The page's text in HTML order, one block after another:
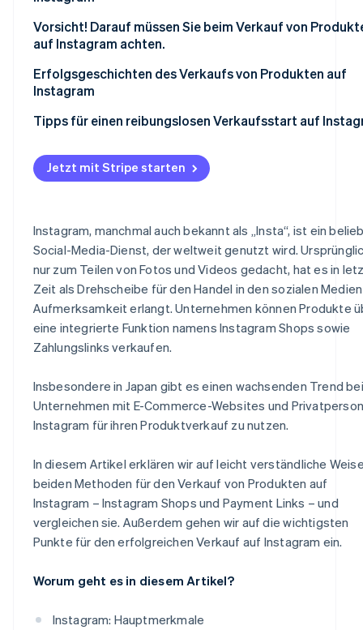
Es ist nicht leicht anpassbar
Attraktive Produktfotos posten
Produkt-Tags und Links erstellen, die leicht verständlich
sind
Hashtags und Beschreibungen verwenden, um die
erleichtern
Vorsicht! Darauf müssen Sie beim Verkauf von
auf Instagram achten.
Einhaltung der Konditionen und Richtlinien von
und Meta
Auf japanische Gesetze und Vorschriften achten
reagieren
Erfolgsgeschichten des Verkaufs von Produkten auf
Instagram
MUJI
BEAMS
Tipps für einen reibungslosen Verkaufsstart auf
Jetzt mit Stripe starten
Instagram, manchmal auch bekannt als „Insta“, ist ein
Social-Media-Dienst, der weltweit genutzt wird.
nur zum Teilen von Fotos und Videos gedacht, hat es in
Zeit als Drehscheibe für den Handel in den sozialen Medien
Aufmerksamkeit erlangt. Unternehmen können Produkte
eine integrierte Funktion namens Instagram Shops sowie
Zahlungslinks verkaufen.
Insbesondere in Japan gibt es einen wachsenden Trend bei
Unternehmen mit E-Commerce-Websites und
Instagram für ihren Produktverkauf zu nutzen.
In diesem Artikel erklären wir auf leicht verständliche
beiden Methoden für den Verkauf von Produkten auf
Instagram – Instagram Shops und Payment Links – und
vergleichen sie. Außerdem gehen wir auf die wichtigsten
Punkte für den erfolgreichen Verkauf auf Instagram ein.
Worum geht es in diesem Artikel?
Instagram: Hauptmerkmale